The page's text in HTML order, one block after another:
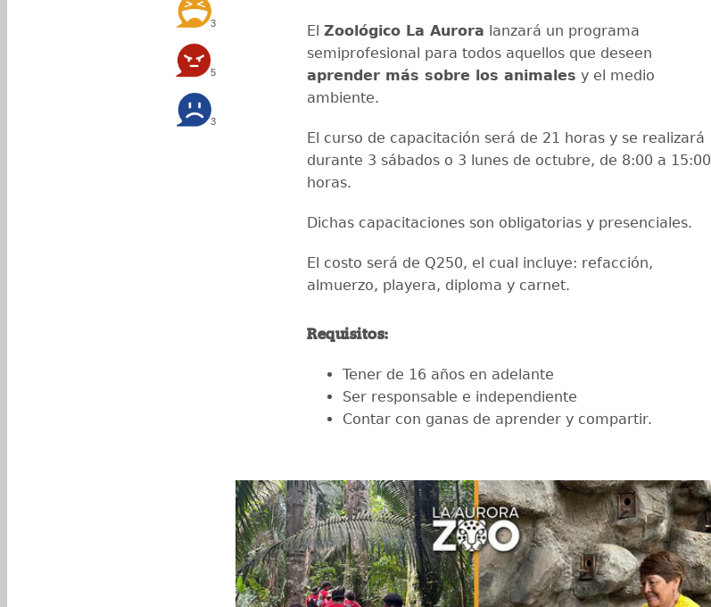
3
5
3
El Zoológico La Aurora lanzará un programa
semiprofesional para todos aquellos que deseen
aprender más sobre los animales y el medio
ambiente.
El curso de capacitación será de 21 horas y se realizará
durante 3 sábados o 3 lunes de octubre, de 8:00 a 15:00
horas.
Dichas capacitaciones son obligatorias y presenciales.
El costo será de Q250, el cual incluye: refacción,
almuerzo, playera, diploma y carnet.
Requisitos:
Tener de 16 años en adelante
Ser responsable e independiente
Contar con ganas de aprender y compartir.